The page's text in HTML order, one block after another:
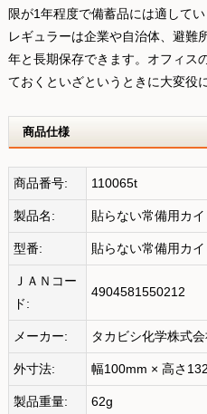
限が1年程度で備蓄品には適して
レギュラーは企業や自治体、避難
年と長期保存できます。オフィス
ておくといざというときに大変役
商品仕様
商品番号: 110065t
製品名: 貼らない常備用カ
型番: 貼らない常備用カ
ＪＡＮコー
ド:
4904581550212
メーカー: タカビシ化学株式会
外寸法: 幅100mm × 高さ
製品重量: 62g